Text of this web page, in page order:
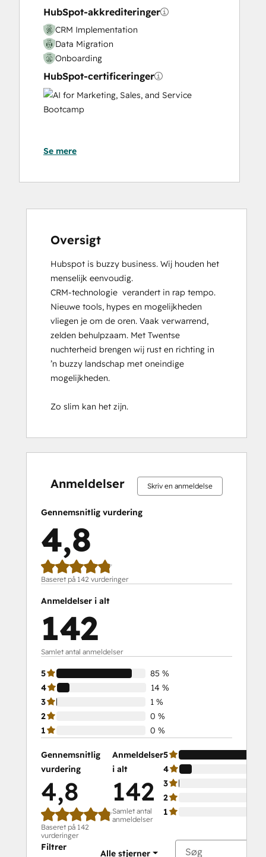
HubSpot-akkrediteringer
CRM Implementation
Data Migration
Onboarding
HubSpot-certificeringer
Bootcamp
Content Marketing
Data Integrations Certification
Digital Advertising
Digital Marketing
Email Marketing Certification
Frictionless Sales
Guided Client Onboarding
HubSpot
for
HubSpot Marketing Hub Software
HubSpot Reporting
Certification
HubSpot Solutions Partner
Trainer
Certification
Inbound
Inbound Marketing Optimization
Inbound Sales
Integrating With HubSpot I: Foundations
Objectives-Based Onboarding
Revenue Operations
Sales Enablement
Sales Management Training: Strategies
for Developing a Successful Modern
Salesforce Integration Certification
SEO
SEO II
Social
Media
Se mere
Oversigt
Hubspot is buzzy business. Wij houden het
menselijk eenvoudig.
CRM-technologie  verandert in rap tempo.
Nieuwe tools, hypes en mogelijkheden
vliegen je om de oren. Vaak verwarrend,
zelden behulpzaam. Met Twentse
nuchterheid brengen wij rust en richting in
’n buzzy landschap met oneindige
mogelijkheden.
Zo slim kan het zijn.
Anmeldelser Skriv en anmeldelse
Gennemsnitlig vurdering
4,8
Baseret på 142 vurderinger
Anmeldelser i alt
142
Samlet antal anmeldelser
5
85 %
4
14 %
3
1 %
2
0 %
1
0 %
Gennemsnitlig
vurdering
4,8
Baseret på 142
vurderinger
Anmeldelser
i alt
142
Samlet antal
anmeldelser
5
4
3
2
1
Filtrer
Alle stjerner